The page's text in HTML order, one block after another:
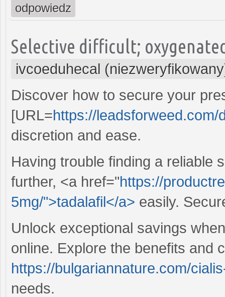
odpowiedz
Selective difficult;
ivcoeduhecal
Discover how to secure your
[URL=https://leadsforweed.com/
discretion and ease.
Having trouble finding a reliable
further, <a href="https://
5mg/">tadalafil</a> easily.
Unlock exceptional savings
online. Explore the benefits and
https://bulgariannature.com/
needs.